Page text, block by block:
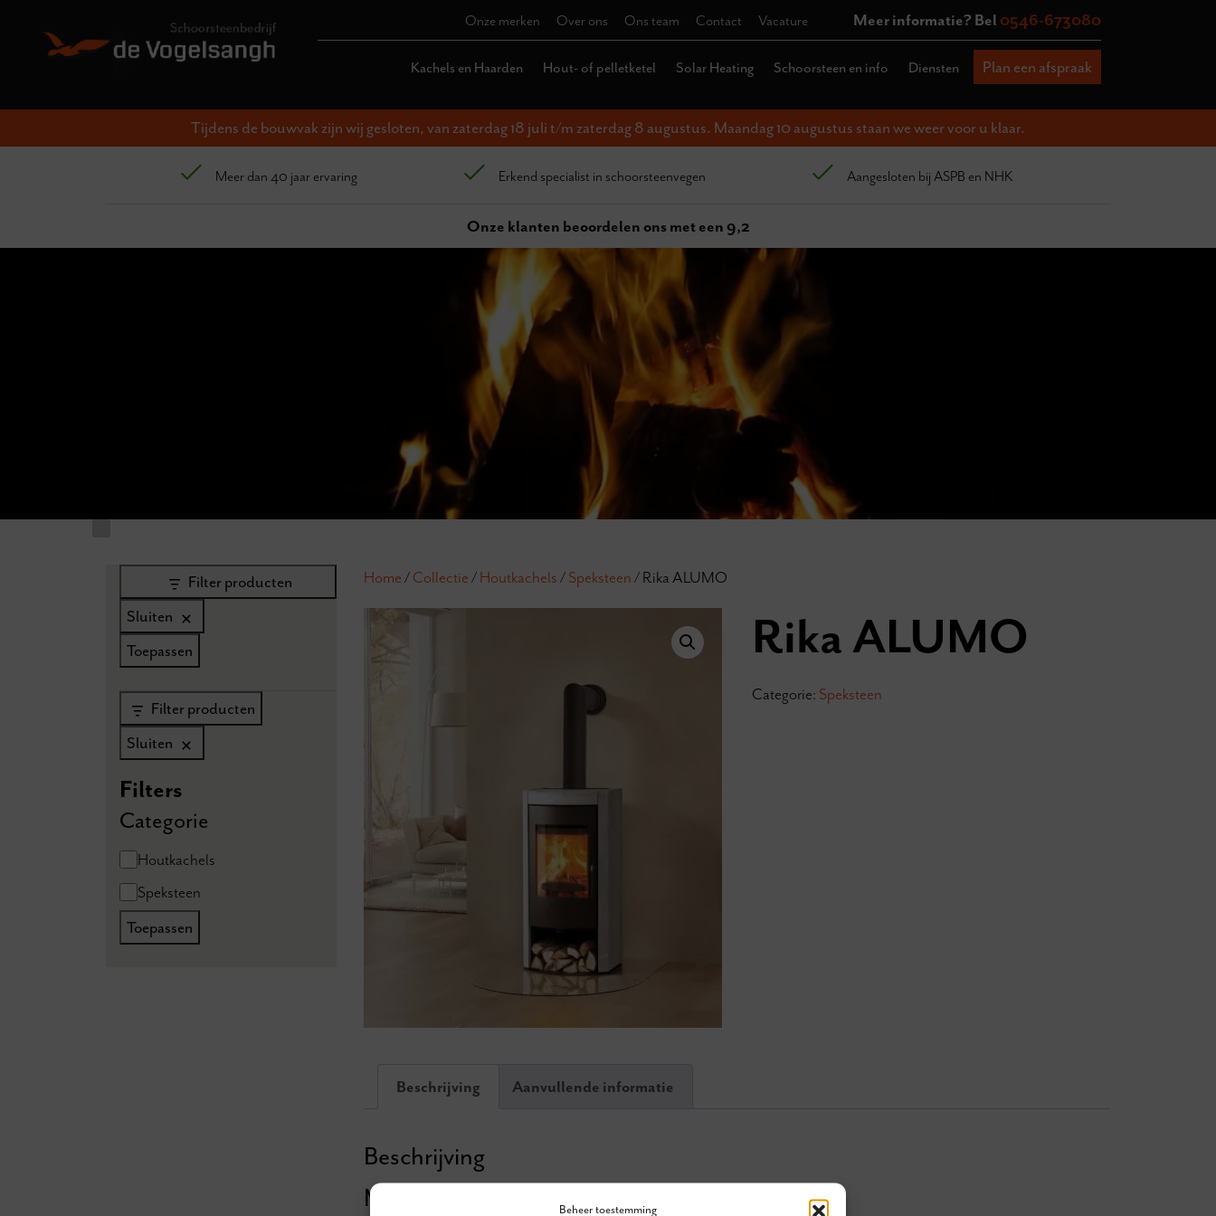
Beheer toestemming
Tijdens de bouwvak zijn wij gesloten, van zaterdag 18 juli t/m zaterdag 8 augustus. Maandag 10 augustus staan we weer voor u klaar.
Meer informatie? Bel 0546-673080
Onze merken Over ons Ons team Contact Vacature
Plan een afspraak
Kachels en Haarden Hout- of pelletketel Solar Heating Schoorsteen en info Diensten
Meer dan 40 jaar ervaring Erkend specialist in schoorsteenvegen Aangesloten bij ASPB en NHK
Onze klanten beoordelen ons met een 9,2
Filter producten
Sluiten
Toepassen
Filter producten
Sluiten
Filters
Categorie
Categorie
Houtkachels
Speksteen
Toepassen
Home/Collectie/Houtkachels/Speksteen/ Rika ALUMO
Rika ALUMO
Categorie: Speksteen
Beschrijving Aanvullende informatie
Beschrijving
Maximaal comfort